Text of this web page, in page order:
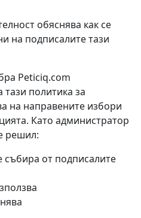
обяснява как се
на подписалите тази
Peticiq.com
политика за
на направените избори
Като администратор
решил:
от подписалите